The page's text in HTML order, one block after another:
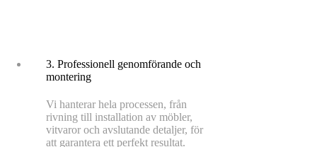
3. Professionell genomförande och
montering
Vi hanterar hela processen, från
rivning till installation av möbler,
vitvaror och avslutande detaljer, för
att garantera ett perfekt resultat.